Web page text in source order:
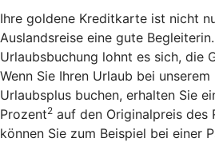
Ihre goldene Kreditkarte ist nicht
Auslandsreise eine gute
Urlaubsbuchung lohnt es sich, die
Wenn Sie Ihren Urlaub bei
Urlaubsplus buchen, erhalten Sie
Prozent2 auf den Originalpreis des
können Sie zum Beispiel bei einer